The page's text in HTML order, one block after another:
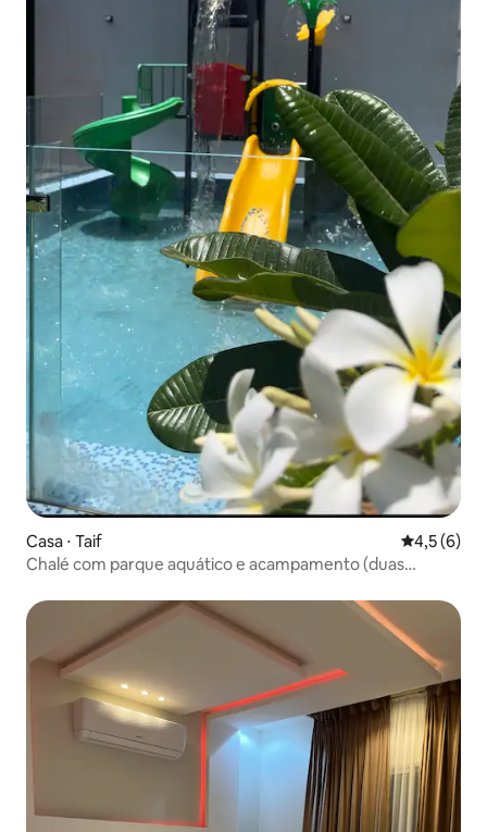
Casa ⋅ Taif 4,5 de
4,5 (6)
Chalé com parque aquático e acampamento (duas